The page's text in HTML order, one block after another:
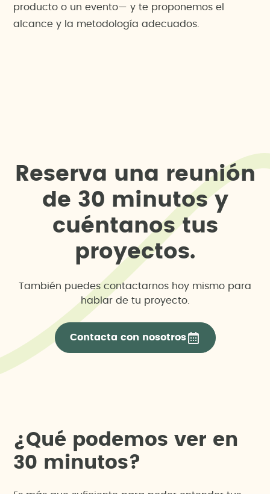
producto o un evento— y te proponemos el
alcance y la metodología adecuados.
Reserva una reunión
d e 30 minutos y
cuéntanos tus
proyectos.
También puedes contactarnos hoy mismo para
hablar de tu proyecto.
Contacta con nosotros
¿Qué pod emos ver en
30 minutos?